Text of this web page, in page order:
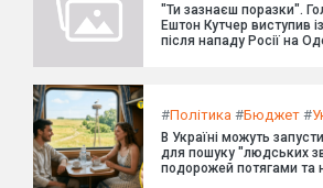
"Ти зазнаєш поразки".
Ештон Кутчер виступив
після нападу Росії на
#Політика #Бюджет #
В Україні можуть
для пошуку "людських
подорожей потягами та